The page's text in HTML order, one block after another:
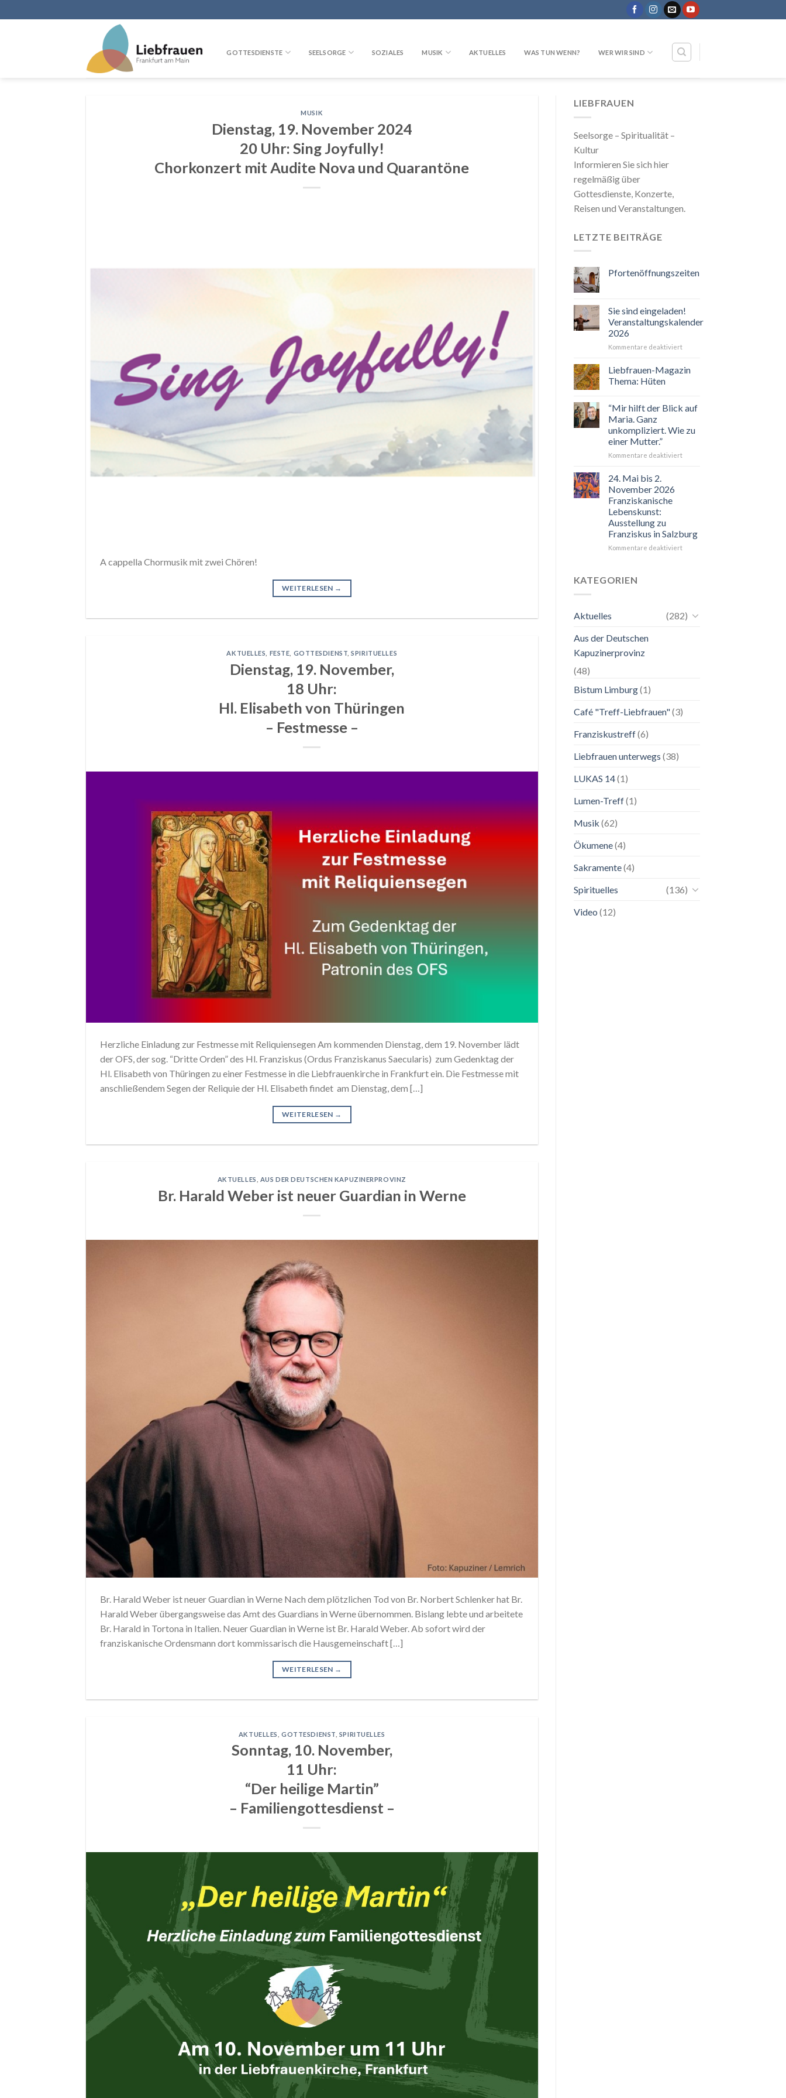
to
GOTTESDIENSTE SEELSORGE SOZIALES MUSIK AKTUELLES WAS TUN WENN? WER WIR SIND
MUSIK
Dienstag, 19. November 2024
20 Uhr: Sing Joyfully!
Chorkonzert mit Audite Nova und Quarantöne
A cappella Chormusik mit zwei Chören!
WEITERLESEN →
AKTUELLES FESTE GOTTESDIENST ,SPIRITUELLES
Dienstag, 19. November,
18 Uhr:
Hl. Elisabeth von Thüringen
– Festmesse –
Herzliche Einladung zur Festmesse mit Reliquiensegen Am kommenden Dienstag, dem 19. November lädt
der OFS, der sog. “Dritte Orden” des Hl. Franziskus (Ordus Franziskanus Saecularis) zum Gedenktag der
Hl. Elisabeth von Thüringen zu einer Festmesse in die Liebfrauenkirche in Frankfurt ein. Die Festmesse mit
anschließendem Segen der Reliquie der Hl. Elisabeth findet am Dienstag, dem […]
WEITERLESEN →
AKTUELLES AUS DER DEUTSCHEN KAPUZINERPROVINZ
Br. Harald Weber ist neuer Guardian in Werne
Br. Harald Weber ist neuer Guardian in Werne Nach dem plötzlichen Tod von Br. Norbert Schlenker hat Br.
Harald Weber übergangsweise das Amt des Guardians in Werne übernommen. Bislang lebte und arbeitete
Br. Harald in Tortona in Italien. Neuer Guardian in Werne ist Br. Harald Weber. Ab sofort wird der
franziskanische Ordensmann dort kommissarisch die Hausgemeinschaft […]
WEITERLESEN →
AKTUELLES ,GOTTESDIENST SPIRITUELLES
Sonntag, 10. November,
11 Uhr:
“Der heilige Martin”
– Familiengottesdienst –
LIEBFRAUEN
Seelsorge – Spiritualität –
Kultur
Informieren Sie sich hier
regelmäßig über
Gottesdienste, Konzerte,
Reisen und Veranstaltungen.
LETZTE BEITRÄGE
Pfortenöffnungszeiten
Sie sind eingeladen!
Veranstaltungskalender
2026
Kommentare deaktiviertfür
sind
Liebfrauen-Magazin
Thema: Hüten
“Mir hilft der Blick auf
Maria. Ganz
unkompliziert. Wie zu
einer Mutter.”
Kommentare deaktiviertfür
unkompliziert.
24. Mai bis 2.
November 2026
Franziskanische
Lebenskunst:
Ausstellung zu
Franziskus in Salzburg
Kommentare deaktiviertfür
Franziskanische
KATEGORIEN
Aktuelles
(282)
Aus der Deutschen
Kapuzinerprovinz
(48)
Bistum Limburg(1)
Café "Treff-Liebfrauen"(3)
Franziskustreff(6)
Liebfrauen unterwegs (38)
LUKAS 14(1)
Lumen-Treff(1)
Musik (62)
Ökumene(4)
Sakramente(4)
Spirituelles
(136)
Video (12)